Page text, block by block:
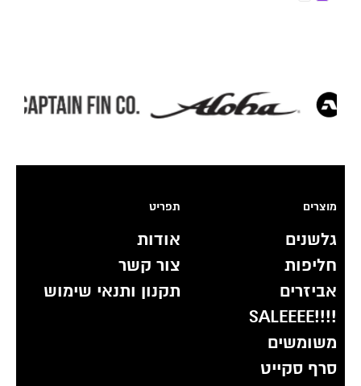
מוצרים
גלשנים
חליפות
אביזרים
!!!!SALEEEE
משומשים
סרף סקייט
תפריט
אודות
צור קשר
תקנון ותנאי שימוש